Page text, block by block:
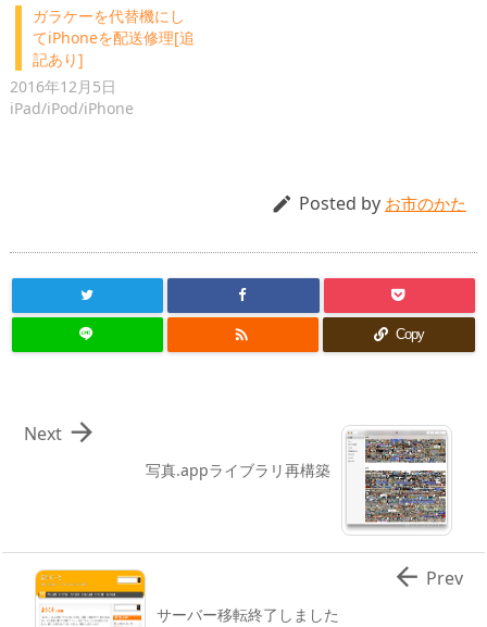
ガラケーを代替機にし
てiPhoneを配送修理[追
記あり]
2016年12月5日
iPad/iPod/iPhone
 Posted by お市のかた
 Copy
写真.appライブラリ再構築

Next
サーバー移転終了しました
 Prev